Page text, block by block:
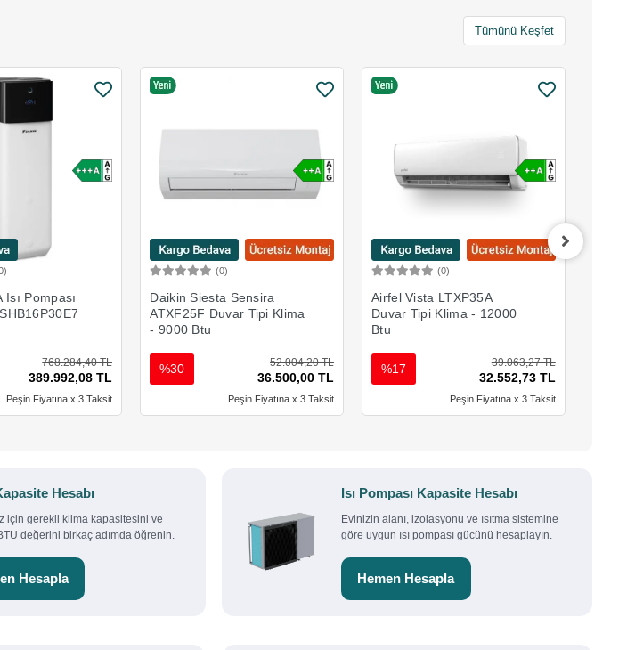
Tümünü Keşfet
Pompası
768.284,40 TL
389.992,08 TL
Peşin Fiyatına x 3 Taksit
(0)
Daikin Siesta Sensira
ATXF25F Duvar Tipi Klima
- 9000 Btu
52.004,20 TL
36.500,00 TL
%30
Peşin Fiyatına x 3 Taksit
(0)
Airfel Vista LTXP35A
Duvar Tipi Klima - 12000
Btu
39.063,27 TL
32.552,73 TL
%17
Peşin Fiyatına x 3 Taksit
Hesabı
için gerekli klima kapasitesini ve
değerini birkaç adımda öğrenin.
Hesapla
Isı Pompası Kapasite Hesabı
Evinizin alanı, izolasyonu ve ısıtma sistemine
göre uygun ısı pompası gücünü hesaplayın.
Hemen Hesapla